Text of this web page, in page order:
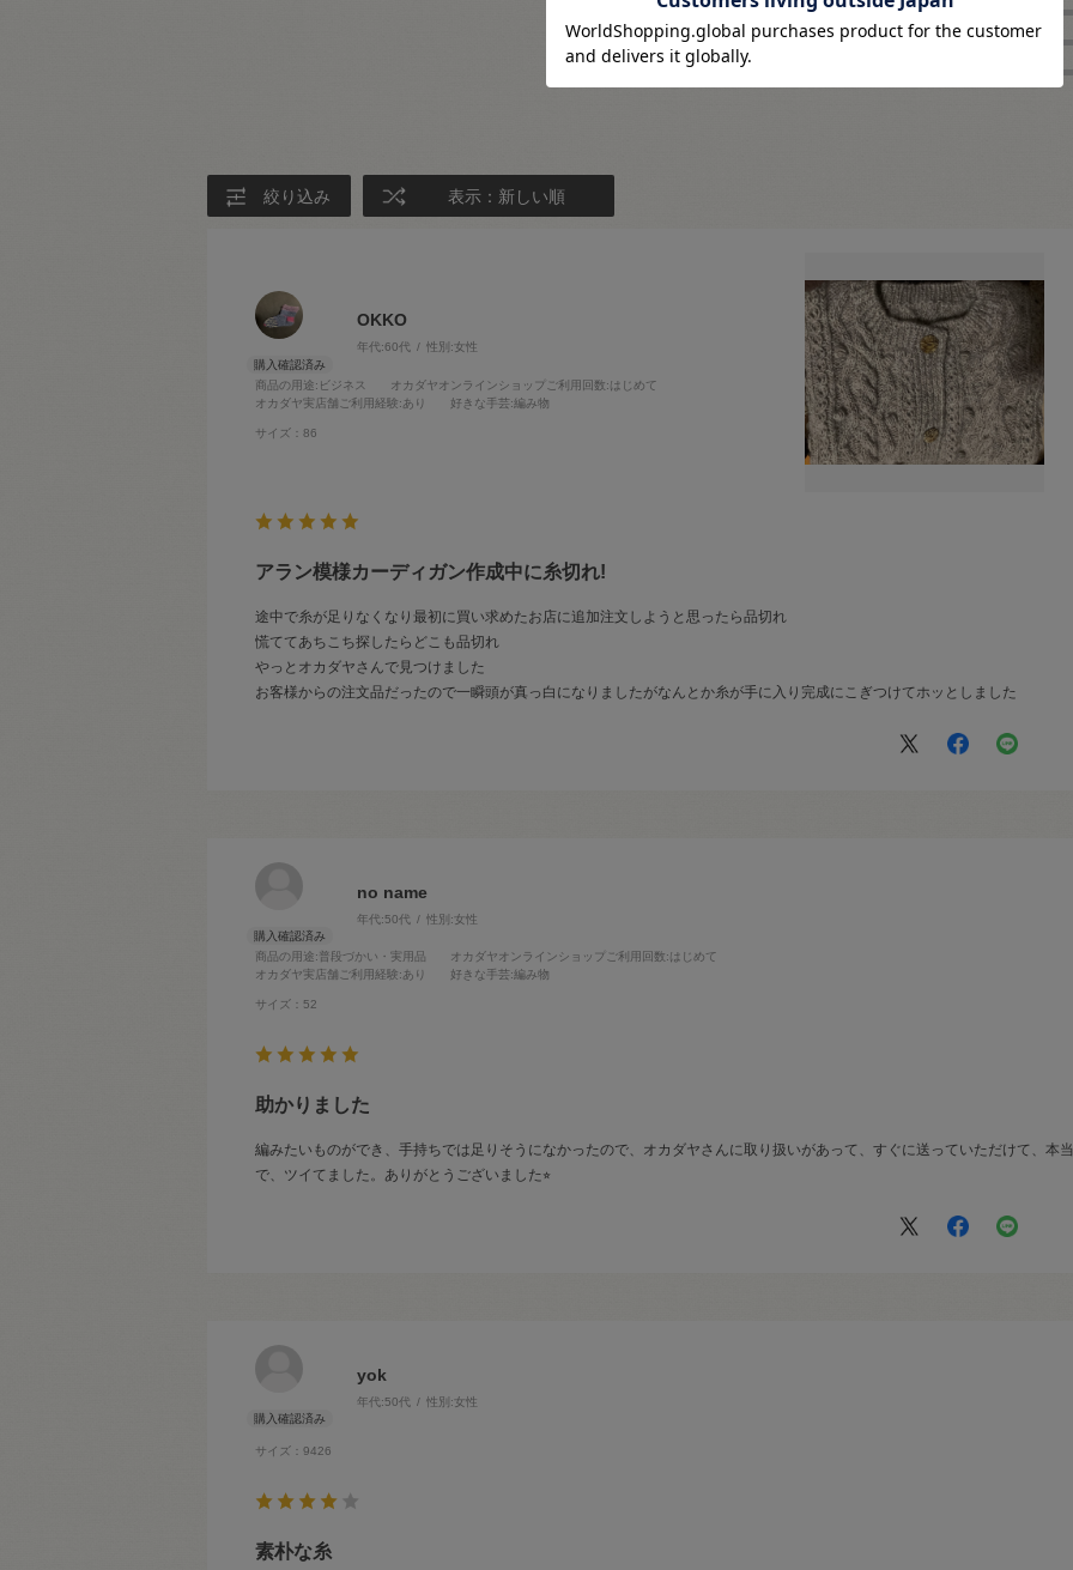
6
★3
★ 2
絞り込み 表示：新しい順
OKKO
年代:60代 性別:女性
商品の用途:ビジネス オカダヤオンラインショップご利用回数:はじめて
オカダヤ実店舗ご利用経験:あり 好きな手芸:編み物
サイズ：86
アラン模様カーディガン作成中に糸切れ!
途中で糸が足りなくなり最初に買い求めたお店に追加注文しようと思ったら品切れ
慌ててあちこち探したらどこも品切れ
やっとオカダヤさんで見つけました
お客様からの注文品だったので一瞬頭が真っ白になりましたがなんとか糸が手に入り完成にこぎつけてホッとしました
no name
年代:50代 性別:女性
商品の用途:普段づかい・実用品 オカダヤオンラインショップご利用回数:はじめて
オカダヤ実店舗ご利用経験:あり 好きな手芸:編み物
サイズ：52
助かりました
編みたいものができ、手持ちでは足りそうになかったので、オカダヤさんに取り扱いがあって、すぐに送っていただけて、本
で、ツイてました。ありがとうございました⭐︎
yok
年代:50代 性別:女性
サイズ：9426
素朴な糸